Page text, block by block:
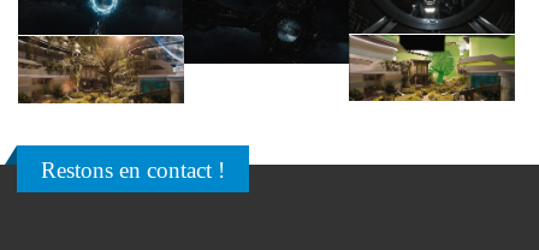
Restons en contact !